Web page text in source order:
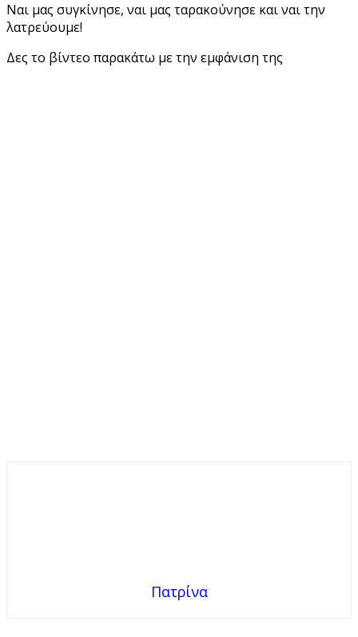
Ναι μας συγκίνησε, ναι μας ταρακούνησε και ναι την
λατρεύουμε!
Δες το βίντεο παρακάτω με την εμφάνιση της
Πατρίνα